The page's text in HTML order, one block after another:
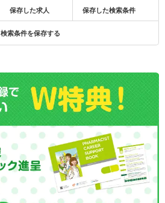
保存した求人 保存した検索条件
検索条件を保存する